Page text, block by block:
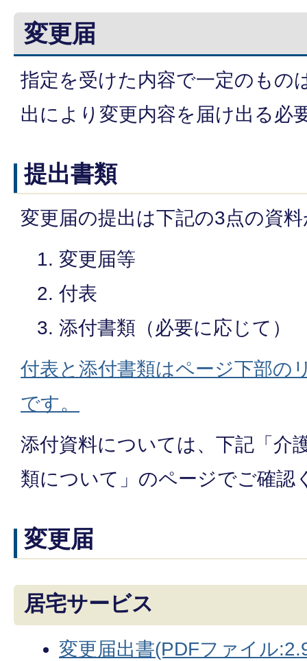
変更届
指定を受けた内容で一定のもの
出により変更内容を届け出る必
提出書類
変更届の提出は下記の3点の資
変更届等
付表
添付書類（必要に応じて）
付表と添付書類はページ下部の
です。
添付資料については、下記「介
類について」のページでご確認
変更届
居宅サービス
変更届出書(PDFファイル